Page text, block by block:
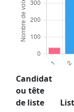
Candidat
ou tête
de liste